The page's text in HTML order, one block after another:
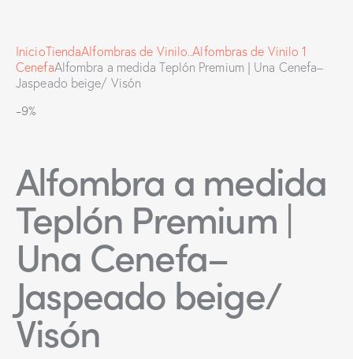
InicioTiendaAlfombras de Vinilo..Alfombras de Vinilo 1
CenefaAlfombra a medida Teplón Premium | Una Cenefa–
Jaspeado beige/ Visón
-9%
Alfombra a medida
Teplón Premium |
Una Cenefa–
Jaspeado beige/
Visón